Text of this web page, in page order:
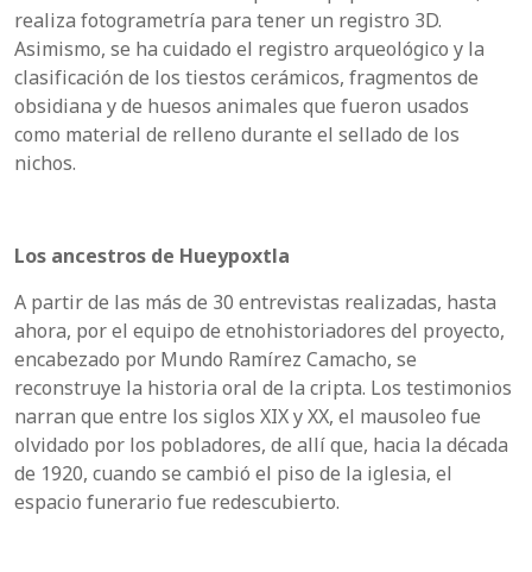
realiza fotogrametría para tener un registro 3D.
Asimismo, se ha cuidado el registro arqueológico y la
clasificación de los tiestos cerámicos, fragmentos de
obsidiana y de huesos animales que fueron usados
como material de relleno durante el sellado de los
nichos.
Los ancestros de Hueypoxtla
A partir de las más de 30 entrevistas realizadas, hasta
ahora, por el equipo de etnohistoriadores del proyecto,
encabezado por Mundo Ramírez Camacho, se
reconstruye la historia oral de la cripta. Los testimonios
narran que entre los siglos XIX y XX, el mausoleo fue
olvidado por los pobladores, de allí que, hacia la década
de 1920, cuando se cambió el piso de la iglesia, el
espacio funerario fue redescubierto.